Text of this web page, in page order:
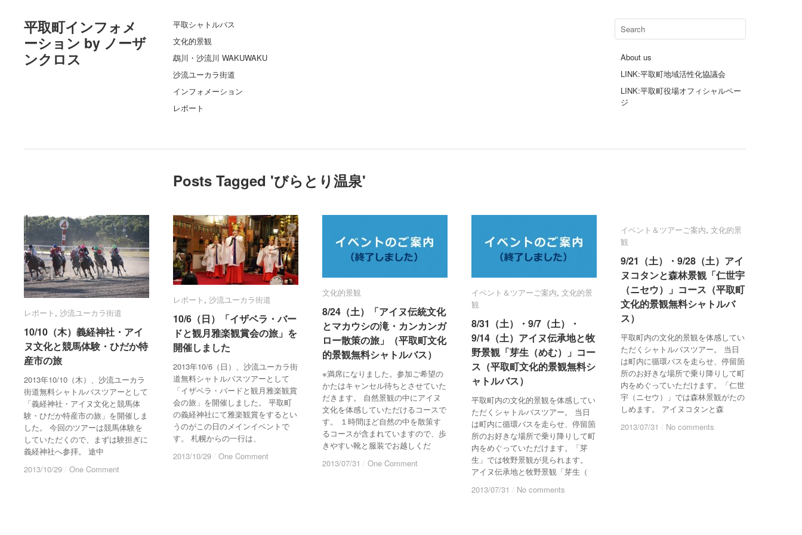
平取町インフォメ
ーション by ノーザ
ンクロス
平取シャトルバス
文化的景観
鵡川・沙流川 WAKUWAKU
沙流ユーカラ街道
インフォメーション
レポート
About us
LINK:平取町地域活性化協議会
LINK:平取町役場オフィシャルペー
ジ
Posts Tagged 'びらとり温泉'
レポート , 沙流ユーカラ街道
10/10（木）義経神社・アイ
ヌ文化と競馬体験・ひだか特
産市の旅
2013年10/10（木）、沙流ユーカラ
街道無料シャトルバスツアーとして
「義経神社・アイヌ文化と競馬体
験・ひだか特産市の旅」を開催しま
した。 今回のツアーは競馬体験を
していただくので、まずは験担ぎに
義経神社へ参拝。 途中
2013/10/29 / One Comment
レポート 沙流ユーカラ街道
10/10（木）義経神社・アイ
ヌ文化と競馬体験・ひだか特
産市の旅
2013/10/29 / One Comment
レポート , 沙流ユーカラ街道
10/6（日）「イザベラ・バー
ドと観月雅楽観賞会の旅」を
開催しました
2013年10/6（日）、沙流ユーカラ街
道無料シャトルバスツアーとして
「イザベラ・バードと観月雅楽観賞
会の旅」を開催しました。 平取町
の義経神社にて雅楽観賞をするとい
うのがこの日のメインイベントで
す。 札幌からの一行は、
2013/10/29 / One Comment
レポート 沙流ユーカラ街道
10/6（日）「イザベラ・バー
ドと観月雅楽観賞会の旅」を
開催しました
2013/10/29 / One Comment
文化的景観
8/24（土）「アイヌ伝統文化
とマカウシの滝・カンカンガ
ロー散策の旅」（平取町文化
的景観無料シャトルバス）
※満席になりました。参加ご希望の
かたはキャンセル待ちとさせていた
だきます。 自然景観の中にアイヌ
文化を体感していただけるコースで
す。 １時間ほど自然の中を散策す
るコースが含まれていますので、歩
きやすい靴と服装でお越しくだ
2013/07/31 / One Comment
文化的景観
8/24（土）「アイヌ伝統文化
とマカウシの滝・カンカンガ
ロー散策の旅」（平取町文化
的景観無料シャトルバス）
2013/07/31 / One Comment
イベント＆ツアーご案内, 文化的景
観
8/31（土）・9/7（土）・
9/14（土）アイヌ伝承地と牧
野景観「芽生（めむ）」コー
ス（平取町文化的景観無料シ
ャトルバス）
平取町内の文化的景観を体感してい
ただくシャトルバスツアー。 当日
は町内に循環バスを走らせ、停留箇
所のお好きな場所で乗り降りして町
内をめぐっていただけます。「芽
生」では牧野景観が見られます。
アイヌ伝承地と牧野景観「芽生（
2013/07/31 / No comments
イベント＆ツアーご案内 文化的景
観
8/31（土）・9/7（土）・
9/14（土）アイヌ伝承地と牧
野景観「芽生（めむ）」コー
ス（平取町文化的景観無料シ
ャトルバス）
2013/07/31 / No comments
イベント＆ツアーご案内, 文化的景
観
9/21（土）・9/28（土）アイ
ヌコタンと森林景観「仁世宇
（ニセウ）」コース（平取町
文化的景観無料シャトルバ
ス）
平取町内の文化的景観を体感してい
ただくシャトルバスツアー。 当日
は町内に循環バスを走らせ、停留箇
所のお好きな場所で乗り降りして町
内をめぐっていただけます。「仁世
宇（ニセウ）」では森林景観がたの
しめます。 アイヌコタンと森
2013/07/31 / No comments
イベント＆ツアーご案内 文化的景
観
9/21（土）・9/28（土）アイ
ヌコタンと森林景観「仁世宇
（ニセウ）」コース（平取町
文化的景観無料シャトルバ
ス）
2013/07/31 / No comments